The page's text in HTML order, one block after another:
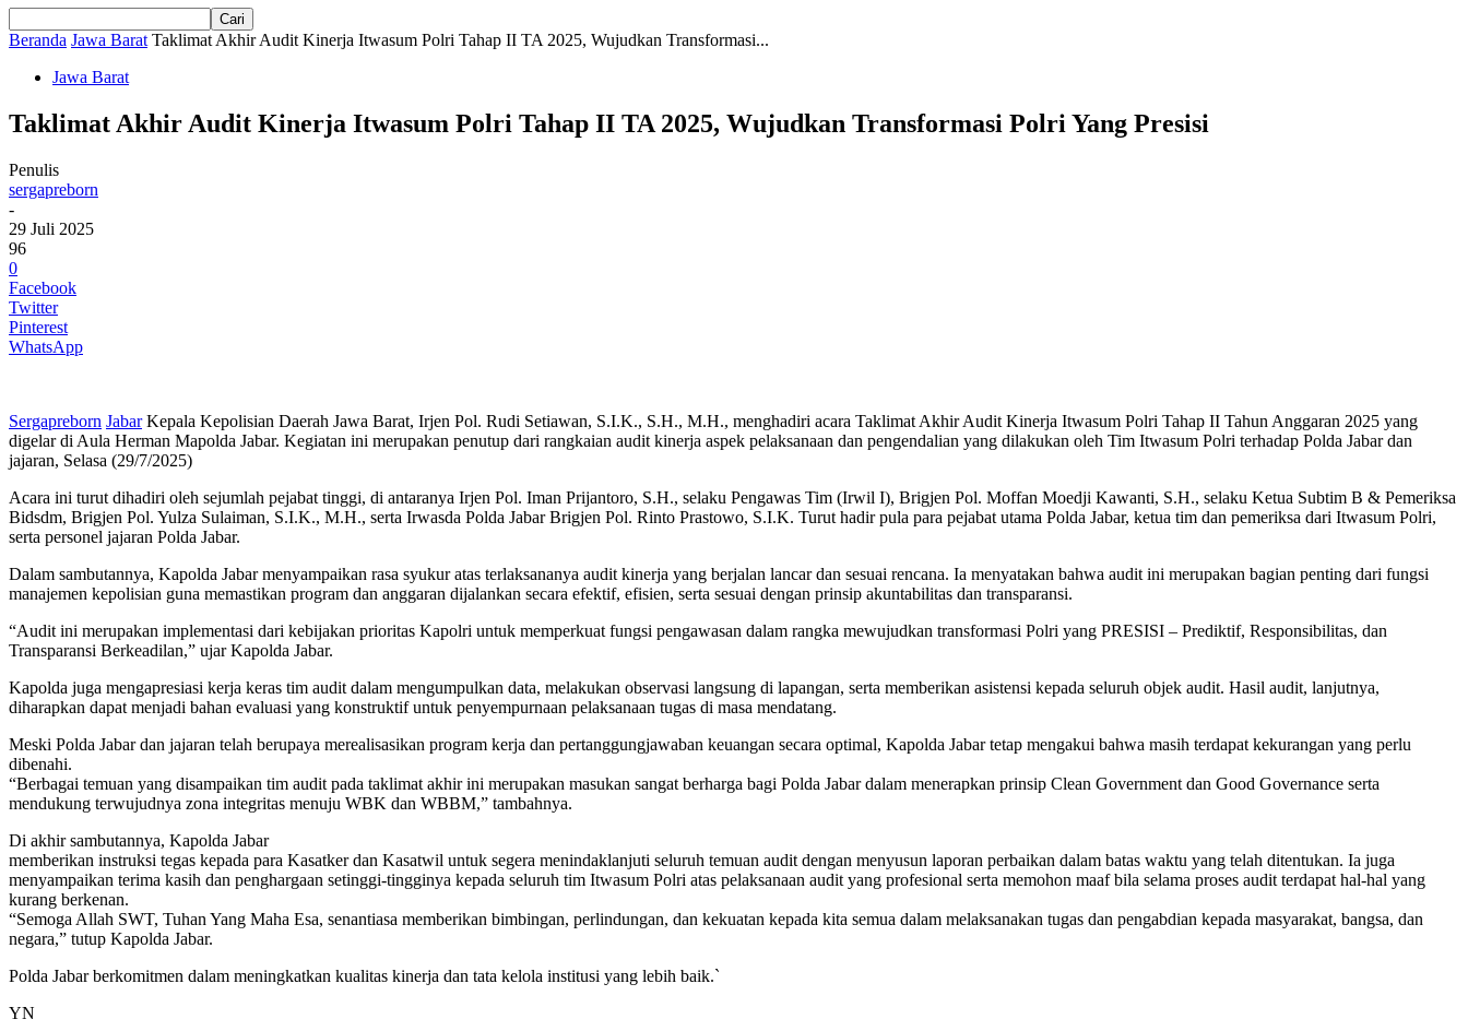
Beranda Jawa Barat Taklimat Akhir Audit Kinerja Itwasum Polri Tahap II TA 2025, Wujudkan Transformasi...
Jawa Barat
Taklimat Akhir Audit Kinerja Itwasum Polri Tahap II TA 2025, Wujudkan Transformasi Polri Yang Presisi
Penulis
sergapreborn
-
29 Juli 2025
96
0
Facebook
Twitter
Pinterest
WhatsApp
Sergapreborn JabarKepala Kepolisian Daerah Jawa Barat, Irjen Pol. Rudi Setiawan, S.I.K., S.H., M.H., menghadiri acara Taklimat Akhir Audit Kinerja Itwasum Polri Tahap II Tahun Anggaran 2025 yang
digelar di Aula Herman Mapolda Jabar. Kegiatan ini merupakan penutup dari rangkaian audit kinerja aspek pelaksanaan dan pengendalian yang dilakukan oleh Tim Itwasum Polri terhadap Polda Jabar dan
jajaran, Selasa (29/7/2025)
Acara ini turut dihadiri oleh sejumlah pejabat tinggi, di antaranya Irjen Pol. Iman Prijantoro, S.H., selaku Pengawas Tim (Irwil I), Brigjen Pol. Moffan Moedji Kawanti, S.H., selaku Ketua Subtim B & Pemeriksa
Bidsdm, Brigjen Pol. Yulza Sulaiman, S.I.K., M.H., serta Irwasda Polda Jabar Brigjen Pol. Rinto Prastowo, S.I.K. Turut hadir pula para pejabat utama Polda Jabar, ketua tim dan pemeriksa dari Itwasum Polri,
serta personel jajaran Polda Jabar.
Dalam sambutannya, Kapolda Jabar menyampaikan rasa syukur atas terlaksananya audit kinerja yang berjalan lancar dan sesuai rencana. Ia menyatakan bahwa audit ini merupakan bagian penting dari fungsi
manajemen kepolisian guna memastikan program dan anggaran dijalankan secara efektif, efisien, serta sesuai dengan prinsip akuntabilitas dan transparansi.
“Audit ini merupakan implementasi dari kebijakan prioritas Kapolri untuk memperkuat fungsi pengawasan dalam rangka mewujudkan transformasi Polri yang PRESISI – Prediktif, Responsibilitas, dan
Transparansi Berkeadilan,” ujar Kapolda Jabar.
Kapolda juga mengapresiasi kerja keras tim audit dalam mengumpulkan data, melakukan observasi langsung di lapangan, serta memberikan asistensi kepada seluruh objek audit. Hasil audit, lanjutnya,
diharapkan dapat menjadi bahan evaluasi yang konstruktif untuk penyempurnaan pelaksanaan tugas di masa mendatang.
Meski Polda Jabar dan jajaran telah berupaya merealisasikan program kerja dan pertanggungjawaban keuangan secara optimal, Kapolda Jabar tetap mengakui bahwa masih terdapat kekurangan yang perlu
dibenahi.
“Berbagai temuan yang disampaikan tim audit pada taklimat akhir ini merupakan masukan sangat berharga bagi Polda Jabar dalam menerapkan prinsip Clean Government dan Good Governance serta
mendukung terwujudnya zona integritas menuju WBK dan WBBM,” tambahnya.
Di akhir sambutannya, Kapolda Jabar
memberikan instruksi tegas kepada para Kasatker dan Kasatwil untuk segera menindaklanjuti seluruh temuan audit dengan menyusun laporan perbaikan dalam batas waktu yang telah ditentukan. Ia juga
menyampaikan terima kasih dan penghargaan setinggi-tingginya kepada seluruh tim Itwasum Polri atas pelaksanaan audit yang profesional serta memohon maaf bila selama proses audit terdapat hal-hal yang
kurang berkenan.
“Semoga Allah SWT, Tuhan Yang Maha Esa, senantiasa memberikan bimbingan, perlindungan, dan kekuatan kepada kita semua dalam melaksanakan tugas dan pengabdian kepada masyarakat, bangsa, dan
negara,” tutup Kapolda Jabar.
Polda Jabar berkomitmen dalam meningkatkan kualitas kinerja dan tata kelola institusi yang lebih baik.`
YN